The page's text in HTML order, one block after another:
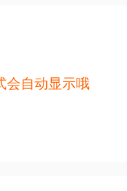
会自动显示哦